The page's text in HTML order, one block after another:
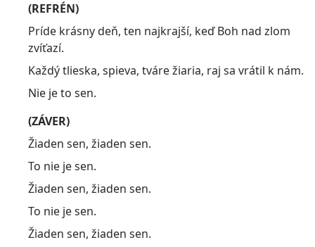
(REFRÉN)
Príde krásny deň, ten najkrajší, keď Boh nad zlom
zvíťazí.
Každý tlieska, spieva, tváre žiaria, raj sa vrátil k nám.
Nie je to sen.
(ZÁVER)
Žiaden sen, žiaden sen.
To nie je sen.
Žiaden sen, žiaden sen.
To nie je sen.
Žiaden sen, žiaden sen.